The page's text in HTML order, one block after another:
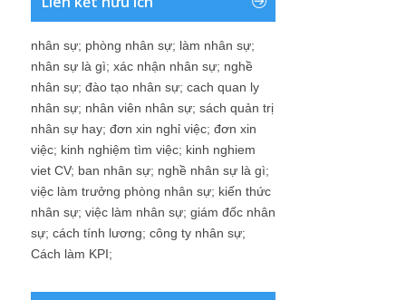
nhân sự; phòng nhân sự; làm nhân sự;
nhân sự là gì; xác nhận nhân sự; nghề
nhân sự; đào tạo nhân sự; cach quan ly
nhân sự; nhân viên nhân sự; sách quản trị
nhân sự hay; đơn xin nghỉ việc; đơn xin
việc; kinh nghiệm tìm việc; kinh nghiem
viet CV; ban nhân sự; nghề nhân sự là gì;
việc làm trưởng phòng nhân sự; kiến thức
nhân sự; việc làm nhân sự; giám đốc nhân
sự; cách tính lương; công ty nhân sự;
Cách làm KPI;